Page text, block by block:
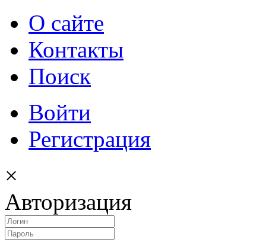
О сайте
Контакты
Поиск
Войти
Регистрация
×
Авторизация